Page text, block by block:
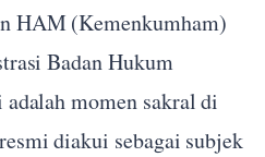
HAM (Kemenkumham)
Badan Hukum
momen sakral di
diakui sebagai subjek